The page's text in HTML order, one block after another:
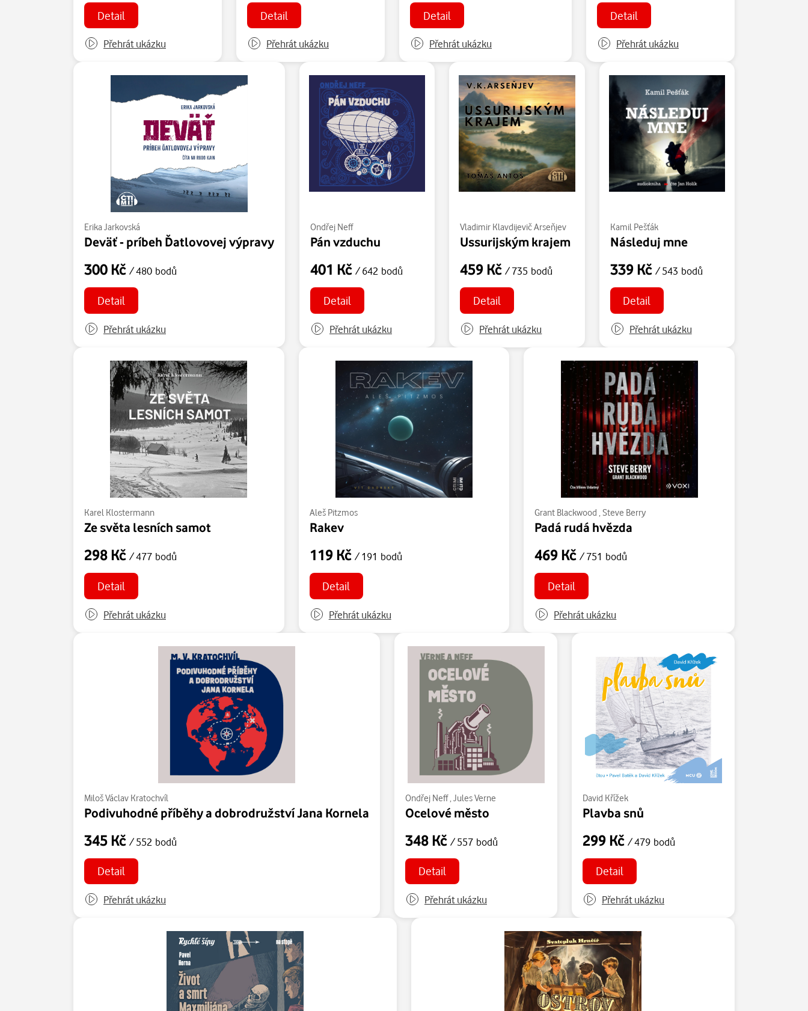
Detail
Přehrát ukázku
Detail
Přehrát ukázku
Detail
Přehrát ukázku
Detail
Přehrát ukázku
Erika Jarkovská
Deväť - príbeh Ďatlovovej výpravy
300 Kč / 480 bodů
Detail
Přehrát ukázku
Ondřej Neff
Pán vzduchu
401 Kč / 642 bodů
Detail
Přehrát ukázku
Vladimir Klavdijevič Arseňjev
Ussurijským krajem
459 Kč/ 735 bodů
Detail
Přehrát ukázku
Kamil Pešťák
Následuj mne
339 Kč / 543 bodů
Detail
Přehrát ukázku
Karel Klostermann
Ze světa lesních samot
298 Kč / 477 bodů
Detail
Přehrát ukázku
Aleš Pitzmos
Rakev
119 Kč / 191 bodů
Detail
Přehrát ukázku
Grant Blackwood ,Steve Berry
Padá rudá hvězda
469 Kč/ 751 bodů
Detail
Přehrát ukázku
Miloš Václav Kratochvíl
Podivuhodné příběhy a dobrodružství Jana Kornela
345 Kč / 552 bodů
Detail
Přehrát ukázku
Ondřej Neff, Jules Verne
Ocelové město
348 Kč / 557 bodů
Detail
Přehrát ukázku
David Křížek
Plavba snů
299 Kč / 479 bodů
Detail
Přehrát ukázku